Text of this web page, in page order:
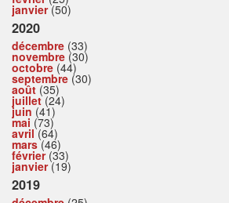
janvier(50)
2020
décembre (33)
novembre (30)
octobre (44)
septembre (30)
août (35)
juillet(24)
juin (41)
mai (73)
avril(64)
mars(46)
février(33)
janvier(19)
2019